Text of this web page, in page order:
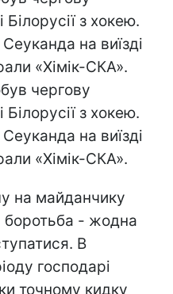
з хокею.
на виїзді
«Хімік-СКА».
чергову
з хокею.
на виїзді
«Хімік-СКА».
на майданчику
боротьба - жодна
В
господарі
точному кидку